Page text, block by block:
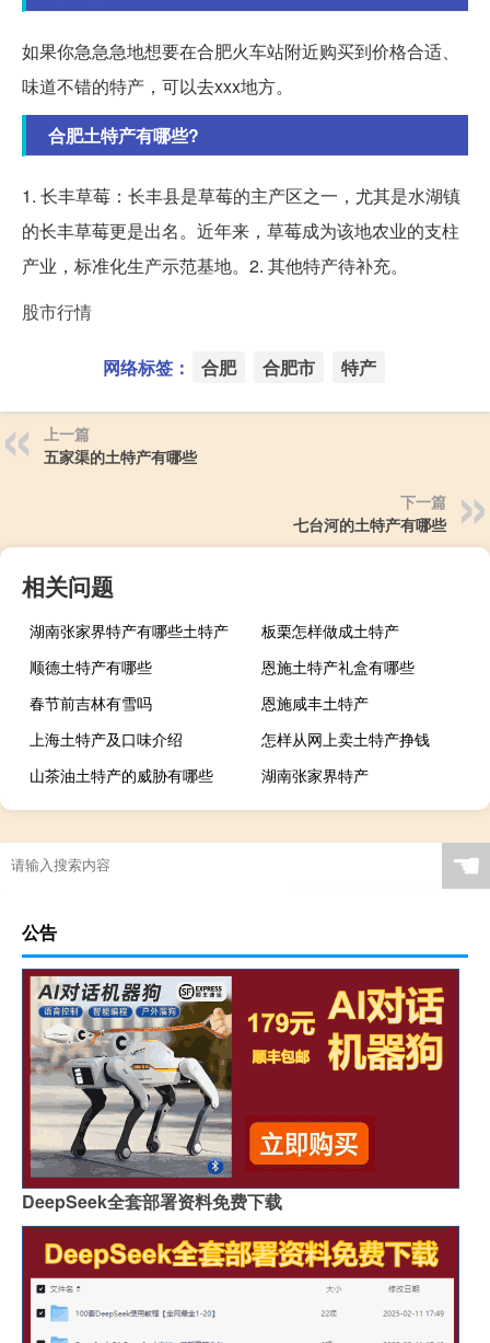
如果你急急急地想要在合肥火车站附近购买到价格合适、
味道不错的特产，可以去xxx地方。
合肥土特产有哪些?
1. 长丰草莓：长丰县是草莓的主产区之一，尤其是水湖镇
的长丰草莓更是出名。近年来，草莓成为该地农业的支柱
产业，标准化生产示范基地。2. 其他特产待补充。
股市行情
网络标签： 合肥 合肥市 特产
上一篇
五家渠的土特产有哪些
下一篇
七台河的土特产有哪些
相关问题
湖南张家界特产有哪些土特产
板栗怎样做成土特产
顺德土特产有哪些
恩施土特产礼盒有哪些
春节前吉林有雪吗
恩施咸丰土特产
上海土特产及口味介绍
怎样从网上卖土特产挣钱
山茶油土特产的威胁有哪些
湖南张家界特产
☚
公告
DeepSeek全套部署资料免费下载